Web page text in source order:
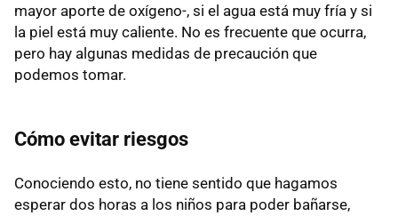
mayor aporte de oxígeno-, si el agua está muy fría y si
la piel está muy caliente. No es frecuente que ocurra,
pero hay algunas medidas de precaución que
podemos tomar.
Cómo evitar riesgos
Conociendo esto, no tiene sentido que hagamos
esperar dos horas a los niños para poder bañarse,